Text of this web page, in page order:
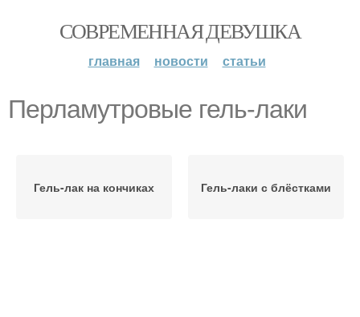
СОВРЕМЕННАЯ ДЕВУШКА
главная новости статьи
Перламутровые гель-лаки
Гель-лак на кончиках Гель-лаки с блёстками